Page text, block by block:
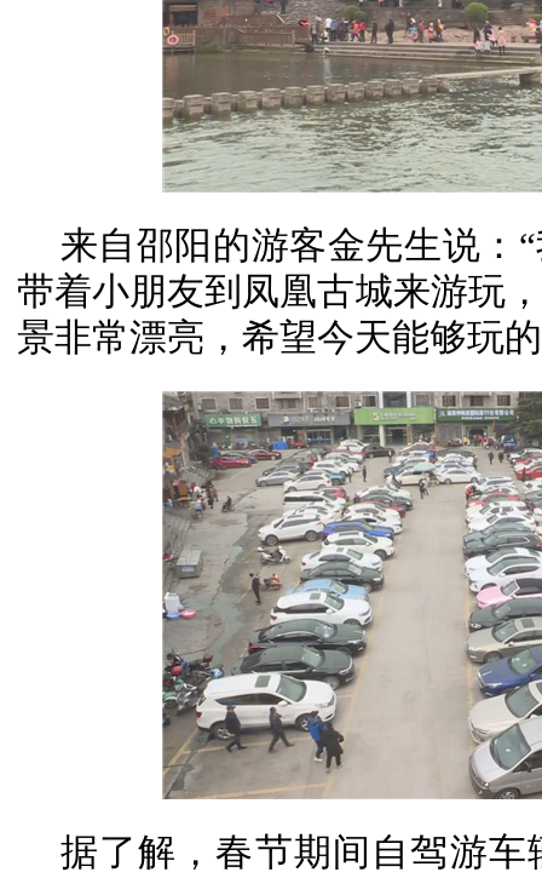
来自邵阳的游客金先生说：
带着小朋友到凤凰古城来游玩
景非常漂亮，希望今天能够玩
据了解，春节期间自驾游